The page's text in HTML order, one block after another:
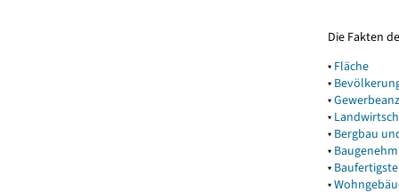
Die Fakten
▾ Fläche
▾
▾
▾
▾ Bergbau
▾
▾
▾